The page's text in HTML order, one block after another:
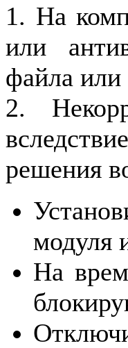
1. На
или
файла
2.
решения
модуля
На